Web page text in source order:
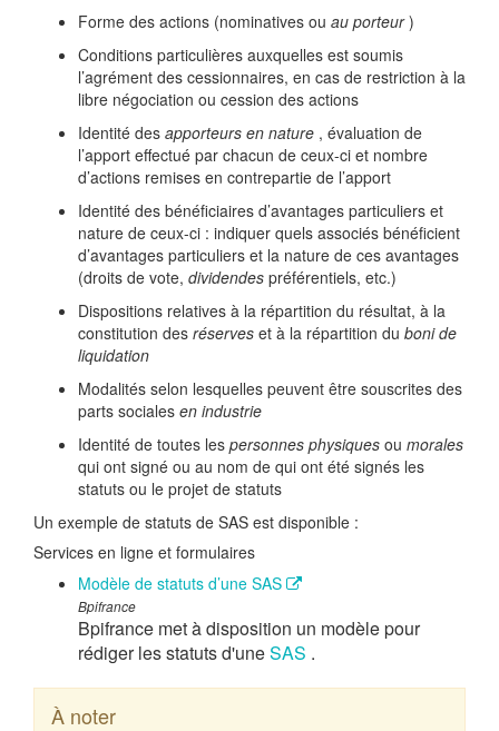
Forme des actions (nominatives ou au porteur )
Conditions particulières auxquelles est soumis
l’agrément des cessionnaires, en cas de restriction à la
libre négociation ou cession des actions
Identité des apporteurs en nature , évaluation de
l’apport effectué par chacun de ceux-ci et nombre
d’actions remises en contrepartie de l’apport
Identité des bénéficiaires d’avantages particuliers et
nature de ceux-ci : indiquer quels associés bénéficient
d’avantages particuliers et la nature de ces avantages
(droits de vote, dividendes préférentiels, etc.)
Dispositions relatives à la répartition du résultat, à la
constitution des réserves et à la répartition du boni de
liquidation
Modalités selon lesquelles peuvent être souscrites des
parts sociales en industrie
Identité de toutes les personnes physiques ou morales
qui ont signé ou au nom de qui ont été signés les
statuts ou le projet de statuts
Un exemple de statuts de SAS est disponible :
Services en ligne et formulaires
Modèle de statuts d’une SAS
Bpifrance
Bpifrance met à disposition un modèle pour
rédiger les statuts d'uneSAS .
À noter